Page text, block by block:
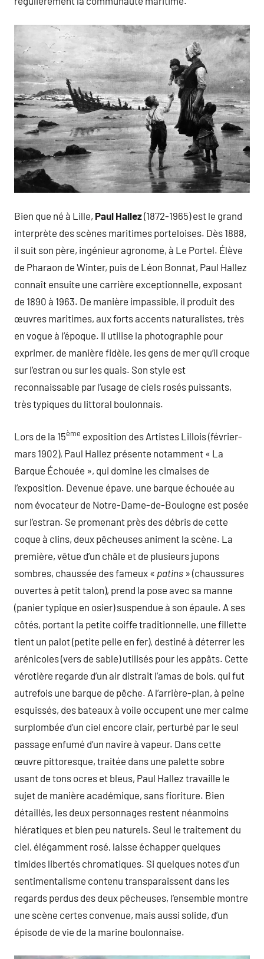
Bien que né à Lille, Paul Hallez(1872-1965) est le grand
interprète des scènes maritimes porteloises. Dès 1888,
il suit son père, ingénieur agronome, à Le Portel. Élève
de Pharaon de Winter, puis de Léon Bonnat, Paul Hallez
connaît ensuite une carrière exceptionnelle, exposant
de 1890 à 1963. De manière impassible, il produit des
œuvres maritimes, aux forts accents naturalistes, très
en vogue à l’époque. Il utilise la photographie pour
exprimer, de manière fidèle, les gens de mer qu’il croque
sur l’estran ou sur les quais. Son style est
reconnaissable par l’usage de ciels rosés puissants,
très typiques du littoral boulonnais.
Lors de la 15ème exposition des Artistes Lillois (février-
mars 1902), Paul Hallez présente notamment « La
Barque Échouée », qui domine les cimaises de
l’exposition. Devenue épave, une barque échouée au
nom évocateur de Notre-Dame-de-Boulogne est posée
sur l’estran. Se promenant près des débris de cette
coque à clins, deux pêcheuses animent la scène. La
première, vêtue d’un châle et de plusieurs jupons
sombres, chaussée des fameux « patins » (chaussures
ouvertes à petit talon), prend la pose avec sa manne
(panier typique en osier) suspendue à son épaule. A ses
côtés, portant la petite coiffe traditionnelle, une fillette
tient un palot (petite pelle en fer), destiné à déterrer les
arénicoles (vers de sable) utilisés pour les appâts. Cette
vérotière regarde d’un air distrait l’amas de bois, qui fut
autrefois une barque de pêche. A l’arrière-plan, à peine
esquissés, des bateaux à voile occupent une mer calme
surplombée d’un ciel encore clair, perturbé par le seul
passage enfumé d’un navire à vapeur. Dans cette
œuvre pittoresque, traitée dans une palette sobre
usant de tons ocres et bleus, Paul Hallez travaille le
sujet de manière académique, sans fioriture. Bien
détaillés, les deux personnages restent néanmoins
hiératiques et bien peu naturels. Seul le traitement du
ciel, élégamment rosé, laisse échapper quelques
timides libertés chromatiques. Si quelques notes d’un
sentimentalisme contenu transparaissent dans les
regards perdus des deux pêcheuses, l’ensemble montre
une scène certes convenue, mais aussi solide, d’un
épisode de vie de la marine boulonnaise.